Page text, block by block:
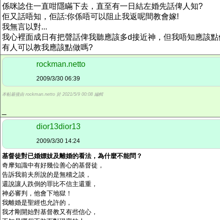
係咪諗住一直咁隱瞞下去，直至有一日結左婚先話俾人知?
佢又話唔知，佢話:你係唔可以阻止我返呢間教會嫁!
我無言以對...
我心裡面成日有把聲話俾我聽應該多d接近神，但我唔知應該點
有人可以教我應該點做嗎?
rockman.netto
2009/3/30 06:39
本帖最後由 rockman.netto 於 2021/5/9 00:08 編輯
dior13dior13
2009/3/30 14:24
基督徒對已婚嫖妓及離婚的看法，為什麼不能問？
奇摩知識中有好幾位善心的基督徒，
告訴我前夫所說的是無稽之談，
還說讓人跌倒的罪比不信主還重，
神必審判，他會下地獄！
我離婚是聖經也允許的，
我才剛開始對基督教又有些信心，